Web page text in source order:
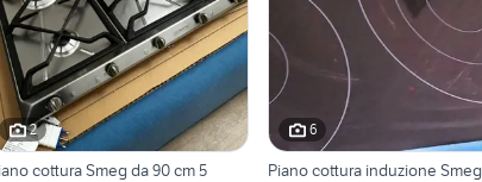
2
cottura Smeg da 90 cm 5
6
Piano cottura induzione Smeg